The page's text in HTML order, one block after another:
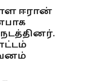
ஈரான்